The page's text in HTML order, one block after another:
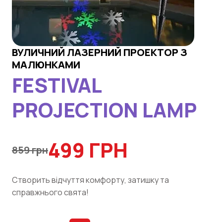
ВУЛИЧНИЙ ЛАЗЕРНИЙ ПРОЕКТОР З
МАЛЮНКАМИ
FESTIVAL
PROJECTION LAMP
859 грн499 ГРН
Створить відчуття комфорту, затишку та
справжнього свята!